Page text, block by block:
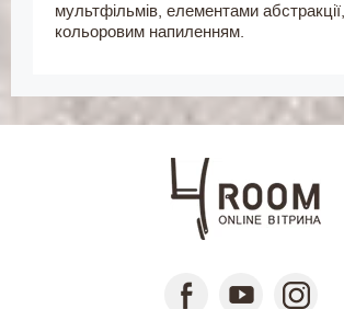
мультфільмів, елементами абстракції,
кольоровим напиленням.